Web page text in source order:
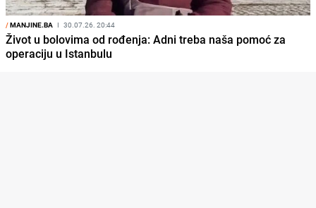
/MANJINE.BA I 30.07.26. 20:44
Život u bolovima od rođenja: Adni treba naša pomoć za
operaciju u Istanbulu